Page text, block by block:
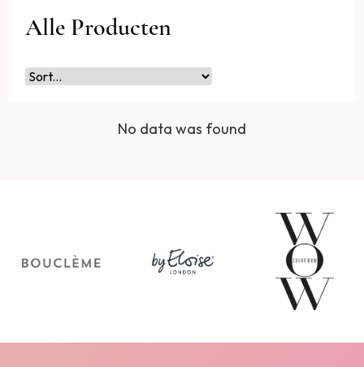
Alle Producten
No data was found